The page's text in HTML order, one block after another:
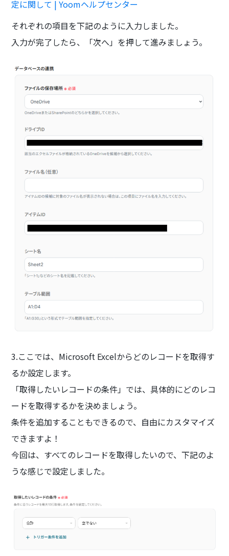
定に関して | Yoomヘルプセンター
それぞれの項目を下記のように入力しました。
入力が完了したら、「次へ」を押して進みましょう。
3.ここでは、Microsoft Excelからどのレコードを取得す
るか設定します。
「取得したいレコードの条件」では、具体的にどのレコ
ードを取得するかを決めましょう。
条件を追加することもできるので、自由にカスタマイズ
できますよ！
今回は、すべてのレコードを取得したいので、下記のよ
うな感じで設定しました。